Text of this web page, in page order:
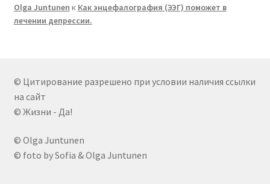
Olga Juntunen к Как энцефалография (ЭЭГ) поможет в
лечении депрессии.
© Цитирование разрешено при условии наличия ссылки
на сайт
© Жизни - Да!
© Olga Juntunen
© foto by Sofia & Olga Juntunen